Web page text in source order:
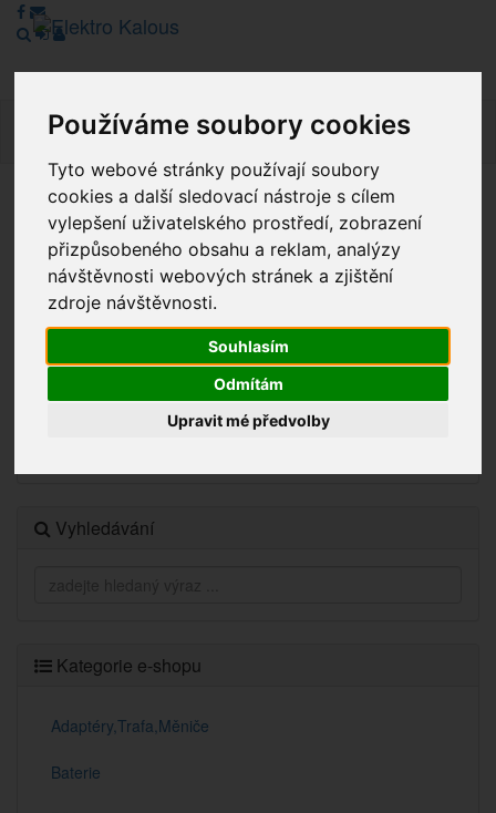
Používáme soubory cookies
Tyto webové stránky používají soubory
cookies a další sledovací nástroje s cílem
vylepšení uživatelského prostředí, zobrazení
přizpůsobeného obsahu a reklam, analýzy
návštěvnosti webových stránek a zjištění
zdroje návštěvnosti.
Souhlasím
Odmítám
Upravit mé předvolby
Vážení zákazníci, v tuto chvíli je Náš internetový obchod v
režimu Katalogu. Objednávky on-line nyní nelze vyřídit.
Děkujeme za pochopení.
Novinky
Vyhledávání
Kategorie e-shopu
Adaptéry,Trafa,Měniče
Baterie